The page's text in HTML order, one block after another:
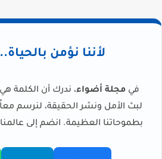
لأننا نؤمن
في مجلة أضواء، ندرك أن الكلمة
لبث الأمل ونشر الحقيقة، لنرسم
بطموحاتنا العظيمة. انضم إلى